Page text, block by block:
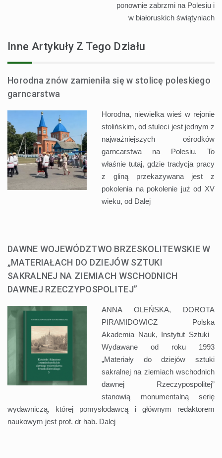
ponownie zabrzmi na Polesiu i
w białoruskich świątyniach
Inne Artykuły Z Tego Działu
Horodna znów zamieniła się w stolicę poleskiego
garncarstwa
Horodna, niewielka wieś w rejonie
stolińskim, od stuleci jest jednym z
najważniejszych ośrodków
garncarstwa na Polesiu. To
właśnie tutaj, gdzie tradycja pracy
z gliną przekazywana jest z
pokolenia na pokolenie już od XV
wieku, od Dalej
DAWNE WOJEWÓDZTWO BRZESKOLITEWSKIE W
„MATERIAŁACH DO DZIEJÓW SZTUKI
SAKRALNEJ NA ZIEMIACH WSCHODNICH
DAWNEJ RZECZYPOSPOLITEJ”
ANNA OLEŃSKA, DOROTA
PIRAMIDOWICZ Polska
Akademia Nauk, Instytut Sztuki
Wydawane od roku 1993
„Materiały do dziejów sztuki
sakralnej na ziemiach wschodnich
dawnej Rzeczypospolitej”
stanowią monumentalną serię
wydawniczą, której pomysłodawcą i głównym redaktorem
naukowym jest prof. dr hab. Dalej